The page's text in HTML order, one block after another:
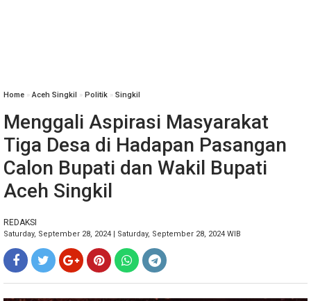
Home »Aceh Singkil » Politik » Singkil
Menggali Aspirasi Masyarakat
Tiga Desa di Hadapan Pasangan
Calon Bupati dan Wakil Bupati
Aceh Singkil
REDAKSI
Saturday, September 28, 2024 | Saturday, September 28, 2024 WIB